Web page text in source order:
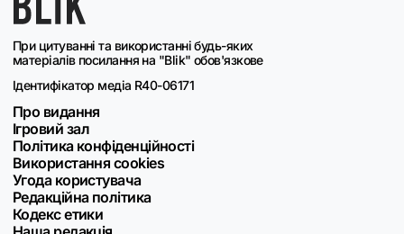
При цитуванні та використанні будь-яких
матеріалів посилання на "Blik" обов'язкове
Ідентифікатор медіа R40-06171
Про видання
Ігровий зал
Політика конфіденційності
Використання cookies
Угода користувача
Редакційна політика
Кодекс етики